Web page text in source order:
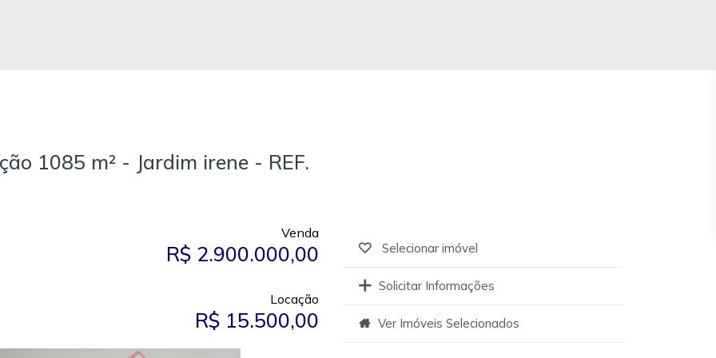
1085 m² - Jardim irene - REF.
Venda
R$ 2.900.000,00
Locação
R$ 15.500,00
Selecionar imóvel
Solicitar Informações
Ver Imóveis Selecionados